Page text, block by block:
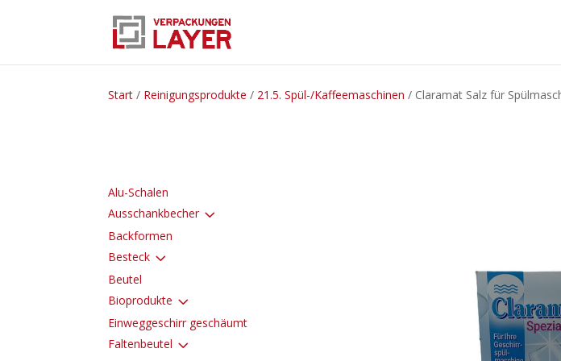
Start / Reinigungsprodukte / 21.5. Spül-/Kaffeemaschinen / Claramat Salz für
Alu-Schalen
Ausschankbecher3
Backformen
Besteck 3
Beutel
Bioprodukte 3
Einweggeschirr geschäumt
Faltenbeutel 3